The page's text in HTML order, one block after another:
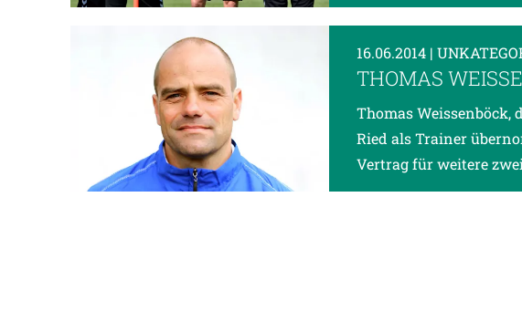
16.06.2014 |
THOMAS
Thomas
Ried als Trainer
Vertrag für weitere